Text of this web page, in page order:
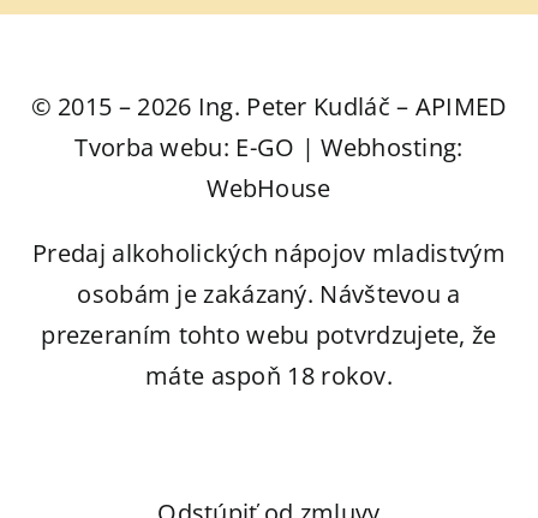
© 2015 – 2026 Ing. Peter Kudláč – APIMED
Tvorba webu: E-GO | Webhosting:
WebHouse
Predaj alkoholických nápojov mladistvým
osobám je zakázaný. Návštevou a
prezeraním tohto webu potvrdzujete, že
máte aspoň 18 rokov.